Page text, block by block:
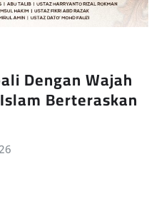
Dengan Wajah
Berteraskan